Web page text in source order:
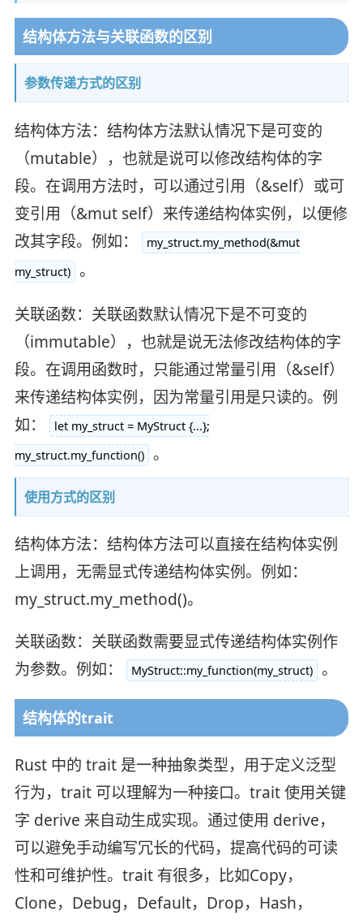
结构体方法与关联函数的区别
参数传递方式的区别
结构体方法：结构体方法默认情况下是可变的
（mutable），也就是说可以修改结构体的字
段。在调用方法时，可以通过引用（&self）或可
变引用（&mut self）来传递结构体实例，以便修
改其字段。例如：
my_struct.my_method(&mut
my_struct)
。
关联函数：关联函数默认情况下是不可变的
（immutable），也就是说无法修改结构体的字
段。在调用函数时，只能通过常量引用（&self）
来传递结构体实例，因为常量引用是只读的。例
如：
let my_struct = MyStruct {...};
my_struct.my_function()
。
使用方式的区别
结构体方法：结构体方法可以直接在结构体实例
上调用，无需显式传递结构体实例。例如：
my_struct.my_method()。
关联函数：关联函数需要显式传递结构体实例作
为参数。例如：
MyStruct::my_function(my_struct) 。
结构体的trait
Rust 中的 trait 是一种抽象类型，用于定义泛型
行为，trait 可以理解为一种接口。trait 使用关键
字 derive 来自动生成实现。通过使用 derive，
可以避免手动编写冗长的代码，提高代码的可读
性和可维护性。trait 有很多，比如Copy，
Clone，Debug，Default，Drop，Hash，